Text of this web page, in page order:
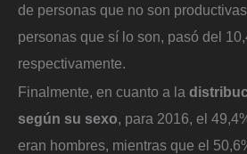
de personas que no son
personas que sí lo son, pasó del
respectivamente.
Finalmente, en cuanto a la
según su sexo, para 2016, el
eran hombres, mientras que el